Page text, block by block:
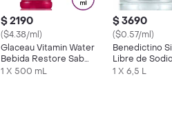
$ 2190
($4.38/ml)
Glaceau Vitamin Water
Bebida Restore Sabor
Tropical 500 cc
1 X 500 mL
$ 3690
($0.57/ml)
Benedictino
Libre de
1 X 6,5 L